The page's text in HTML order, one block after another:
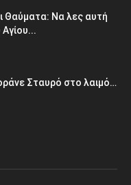
Θαύματα: Να λες αυτή
Σταυρό στο λαιμό…